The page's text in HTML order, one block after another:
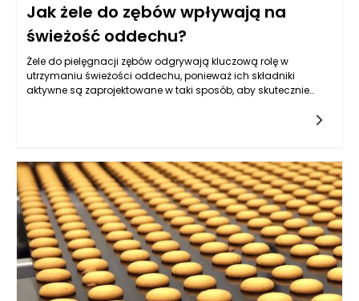
Jak żele do zębów wpływają na
świeżość oddechu?
Żele do pielęgnacji zębów odgrywają kluczową rolę w
utrzymaniu świeżości oddechu, ponieważ ich składniki
aktywne są zaprojektowane w taki sposób, aby skutecznie
prowadząc do przykrej woni. Stosując żele do pielęgnacji
zębów, możemy zmniejszyć liczbę niepożądanych
mikroorganizmów, co bezpośrednio przekłada się na poprawę
jakości oddechu. Wiele żeli zawiera substancje czynne, takie
jak fluor, których działanie antybakteryjne wspiera codzienną
higienę jamy ustnej oraz pomaga w walce ze szkodliwymi
bakteriami, które sprzyjają halitozie.